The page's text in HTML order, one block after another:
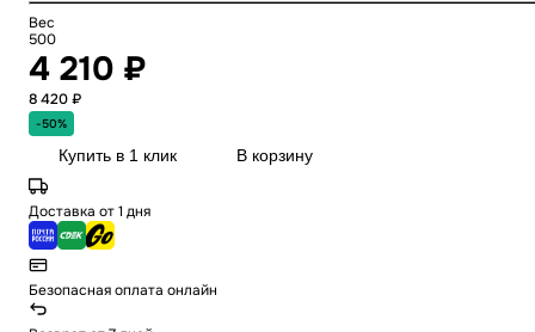
Вес
500
4 210 ₽
8 420 ₽
-50%
Купить в 1 клик В корзину
Доставка от 1 дня
Безопасная оплата онлайн